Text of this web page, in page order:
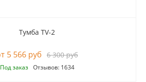
Тумба TV-2
5 566 руб 6 300 руб
Под заказ Отзывов: 1634